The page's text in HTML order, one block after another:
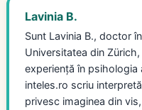
Lavinia B.
Sunt Lavinia B., doctor
Universitatea din
experiență în psihologia
inteles.ro scriu
privesc imaginea din